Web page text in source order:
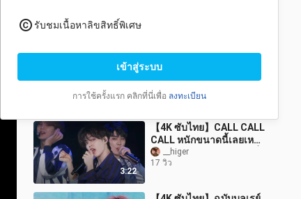
ทั้งหมด อนิเมะ
8:27
【4K ซับจีน】วงโป๋
ไฮไลต์+การแสดงเปิดตัว
เพลง I Don't Understand
But I Luv U丨230721
__higer
20 วิว
3:22
【4K ซับไทย】CALL CALL
CALL หนักขนาดนี้เลยเห
รอ? | ระวังเข้าใจผิด: PP ที่
เปิดคลิปคือโจชัว!
__higer
17 วิว